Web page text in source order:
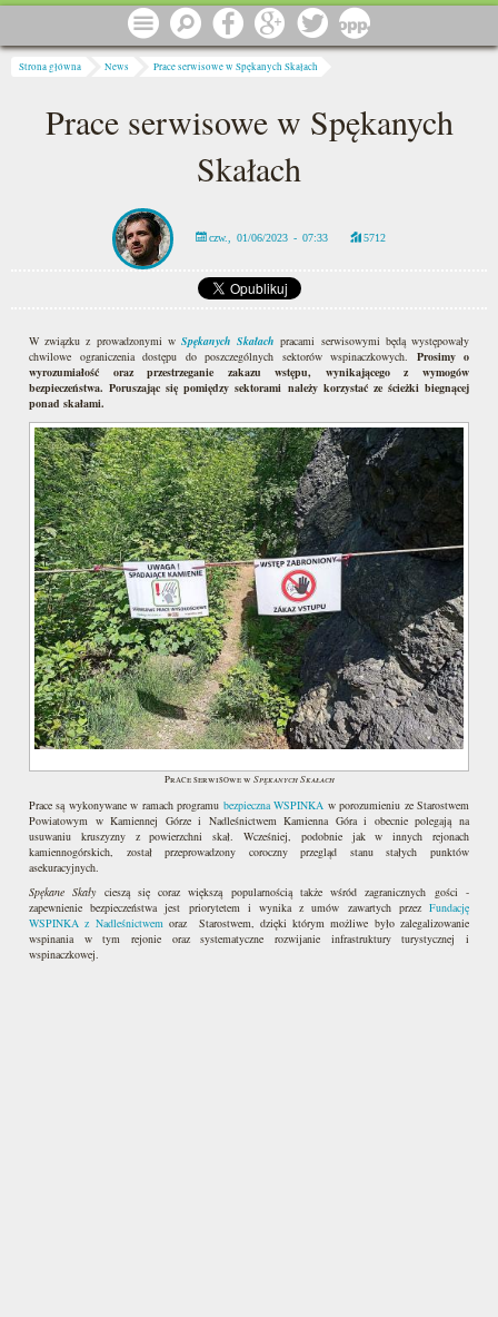
Przejdź do treści Menu Szukaj Facebook Google Twitter
Jesteś tutaj
Strona główna News Prace serwisowe w Spękanych Skałach
Prace serwisowe w Spękanych
Skałach
czw., 01/06/2023 - 07:33 5712
W związku z prowadzonymi w Spękanych Skałach pracami serwisowymi będą występowały
chwilowe ograniczenia dostępu do poszczególnych sektorów wspinaczkowych. Prosimy o
wyrozumiałość oraz przestrzeganie zakazu wstępu, wynikającego z wymogów
bezpieczeństwa. Poruszając się pomiędzy sektorami należy korzystać ze ścieżki biegnącej
ponad skałami.
Prace serwisowe w Spękanych Skałach
Prace są wykonywane w ramach programu bezpieczna WSPINKA w porozumieniu ze Starostwem
Powiatowym w Kamiennej Górze i Nadleśnictwem Kamienna Góra i obecnie polegają na
usuwaniu kruszyzny z powierzchni skał. Wcześniej, podobnie jak w innych rejonach
kamiennogórskich, został przeprowadzony coroczny przegląd stanu stałych punktów
asekuracyjnych.
Spękane Skałycieszą się coraz większą popularnością także wśród zagranicznych gości -
zapewnienie bezpieczeństwa jest priorytetem i wynika z umów zawartych przez Fundację
WSPINKA z Nadleśnictwemoraz Starostwem, dzięki którym możliwe było zalegalizowanie
wspinania w tym rejonie oraz systematyczne rozwijanie infrastruktury turystycznej i
wspinaczkowej.